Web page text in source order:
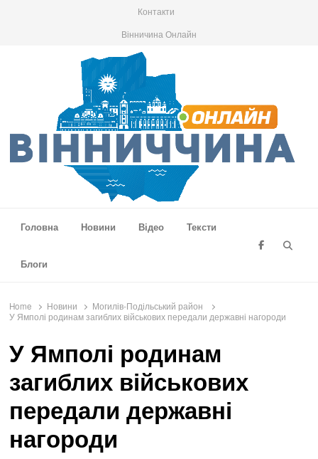
Контакти
Вінничина Онлайн
Головна
Новини Відео Тексти
Блоги
Home Новини
Могилів-Подільський район
У Ямполі родинам загиблих військових передали державні нагороди
У Ямполі родинам
загиблих військових
передали державні
нагороди